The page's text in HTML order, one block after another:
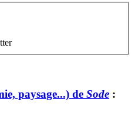
paysage...) de Sode :